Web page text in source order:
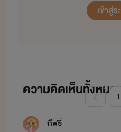
เข้าสู่
ความคิดเห็นทั้งหมด
กิ๊ฟซี่